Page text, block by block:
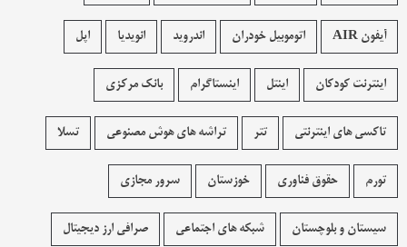
آیفون AIR اتوموبیل خودران اندروید انویدیا اپل
اینترنت کودکان اینتل اینستاگرام بانک مرکزی
تاکسی های اینترنتی تتر تراشه های هوش مصنوعی تسلا
تورم حقوق فناوری خوزستان سرور مجازی
سیستان و بلوچستان شبکه های اجتماعی صرافی ارز دیجیتال